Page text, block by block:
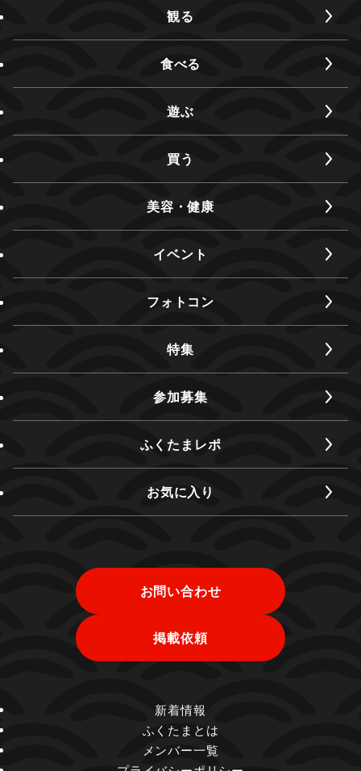
観る
食べる
遊ぶ
買う
美容・健康
イベント
フォトコン
特集
参加募集
ふくたまレポ
お気に入り
お問い合わせ
掲載依頼
新着情報
ふくたまとは
メンバー一覧